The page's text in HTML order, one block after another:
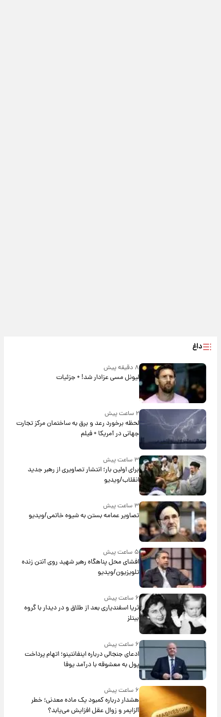
داغ
۸ دقیقه پیش
لیونل مسی عزادار شد! + جزئیات
۲ ساعت پیش
لحظه برخورد رعد و برق به ساختمان مرکز تجارت
جهانی در آمریکا + فیلم
۳ ساعت پیش
برای اولین بار؛ انتشار تصاویری از رهبر جدید
انقلاب/ویدیو
۳ ساعت پیش
تصاویر عمامه بستن به شیوه خاتمی/ویدیو
۵ ساعت پیش
افشای محل پناهگاه‌ رهبر شهید روی آنتن زنده
تلویزیون/ویدیو
۶ ساعت پیش
ثریا اسفندیاری بعد از طلاق و در دیدار با گروه
بیتلز
۶ ساعت پیش
ادعای جنجالی درباره اینفانتینو؛ اتهام پرداخت
پول به معشوقه با درآمد یوفا
۶ ساعت پیش
هشدار درباره کمبود یک ماده معدنی؛ خطر
آلزایمر و زوال عقل افزایش می‌یابد؟